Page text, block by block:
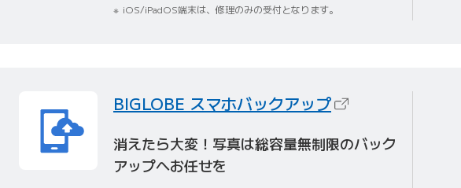
iOS/iPadOS端末は、修理のみの受付となります。
BIGLOBE スマホバックアップ（新しいタブで開
消えたら大変！写真は総容量無制限のバック
アップへお任せを